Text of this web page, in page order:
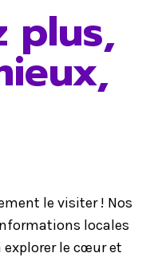
plus,
le visiter ! Nos
locales
le cœur et